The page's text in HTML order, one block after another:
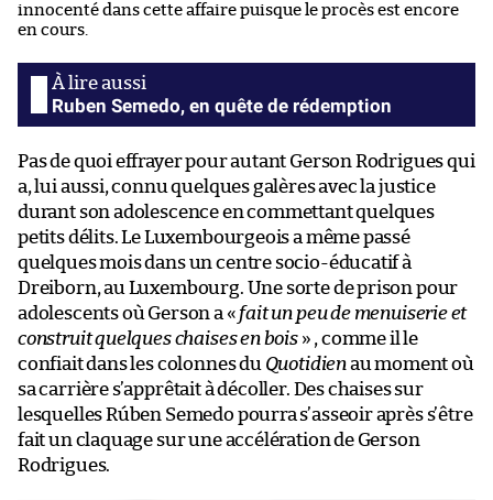
innocenté dans cette affaire puisque le procès est encore
en cours.
Ruben Semedo, en quête de rédemption
Pas de quoi effrayer pour autant Gerson Rodrigues qui
a, lui aussi, connu quelques galères avec la justice
durant son adolescence en commettant quelques
petits délits. Le Luxembourgeois a même passé
quelques mois dans un centre socio-éducatif à
Dreiborn, au Luxembourg. Une sorte de prison pour
adolescents où Gerson a « fait un peu de menuiserie et
construit quelques chaises en bois» , comme il le
confiait dans les colonnes du Quotidienau moment où
sa carrière s’apprêtait à décoller. Des chaises sur
lesquelles Rúben Semedo pourra s’asseoir après s’être
fait un claquage sur une accélération de Gerson
Rodrigues.